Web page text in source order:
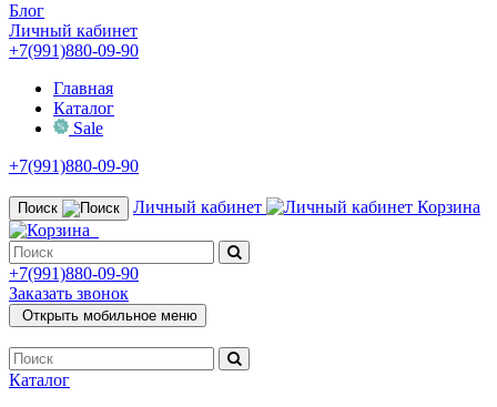
Блог
Личный кабинет
+7(991)880-09-90
Главная
Каталог
Sale
+7(991)880-09-90
Поиск Личный кабинет Корзина
+7(991)880-09-90
Заказать звонок
Открыть мобильное меню
Каталог